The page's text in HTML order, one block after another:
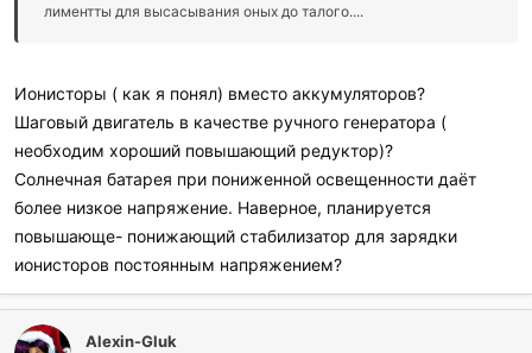
лиментты для высасывания оных до талого....
Ионисторы ( как я понял) вместо аккумуляторов?
Шаговый двигатель в качестве ручного генератора (
необходим хороший повышающий редуктор)?
Солнечная батарея при пониженной освещенности даёт
более низкое напряжение. Наверное, планируется
повышающе- понижающий стабилизатор для зарядки
ионисторов постоянным напряжением?
Alexin-Gluk